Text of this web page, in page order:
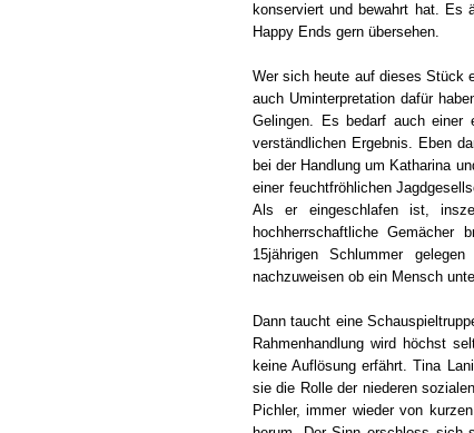
konserviert und bewahrt hat. Es
Happy Ends gern übersehen.
Wer sich heute auf dieses Stück
auch Uminterpretation dafür
Gelingen. Es bedarf auch einer
verständlichen Ergebnis. Eben
bei der Handlung um Katharina
einer feuchtfröhlichen
Als er eingeschlafen ist,
hochherrschaftliche
15jährigen Schlummer
nachzuweisen ob ein Mensch
Dann taucht eine
Rahmenhandlung wird höchst
keine Auflösung erfährt. Tina
sie die Rolle der niederen
Pichler, immer wieder von